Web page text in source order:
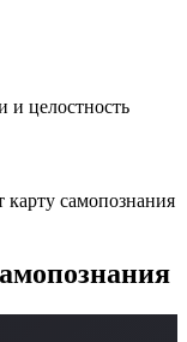
и целостность
самопознания